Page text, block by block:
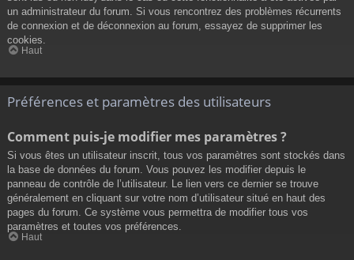
un administrateur du forum. Si vous rencontrez des problèmes récurrents
de connexion et de déconnexion au forum, essayez de supprimer les
cookies.
Haut
Préférences et paramètres des utilisateurs
Comment puis-je modifier mes paramètres ?
Si vous êtes un utilisateur inscrit, tous vos paramètres sont stockés dans
la base de données du forum. Vous pouvez les modifier depuis le
panneau de contrôle de l’utilisateur. Le lien vers ce dernier se trouve
généralement en cliquant sur votre nom d’utilisateur situé en haut des
pages du forum. Ce système vous permettra de modifier tous vos
paramètres et toutes vos préférences.
Haut